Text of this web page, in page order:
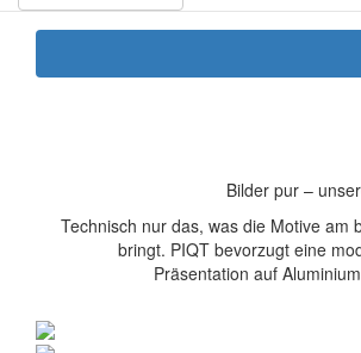
Bilder pur –
Technisch nur das, was die Motive am
bringt. PIQT bevorzugt eine
Präsentation auf